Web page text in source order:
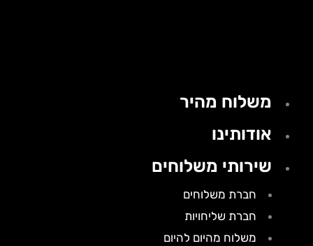
משלוח מהיר
אודותינו
שירותי משלוחים
חברת משלוחים
חברת שליחויות
משלוח מהיום להיום